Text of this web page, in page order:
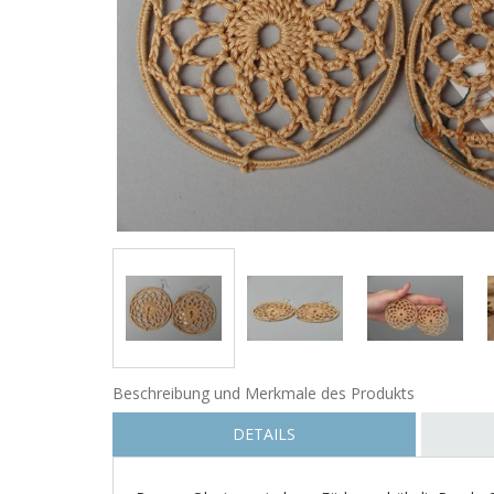
Beschreibung und Merkmale des Produkts
DETAILS